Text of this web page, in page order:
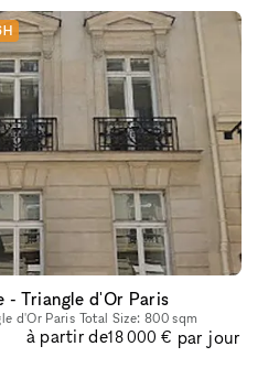
Triangle d'Or Paris
Prime Location Boutique - Triangle d'Or Paris Total Size: 800 sqm
à partir de18 000 € par jour